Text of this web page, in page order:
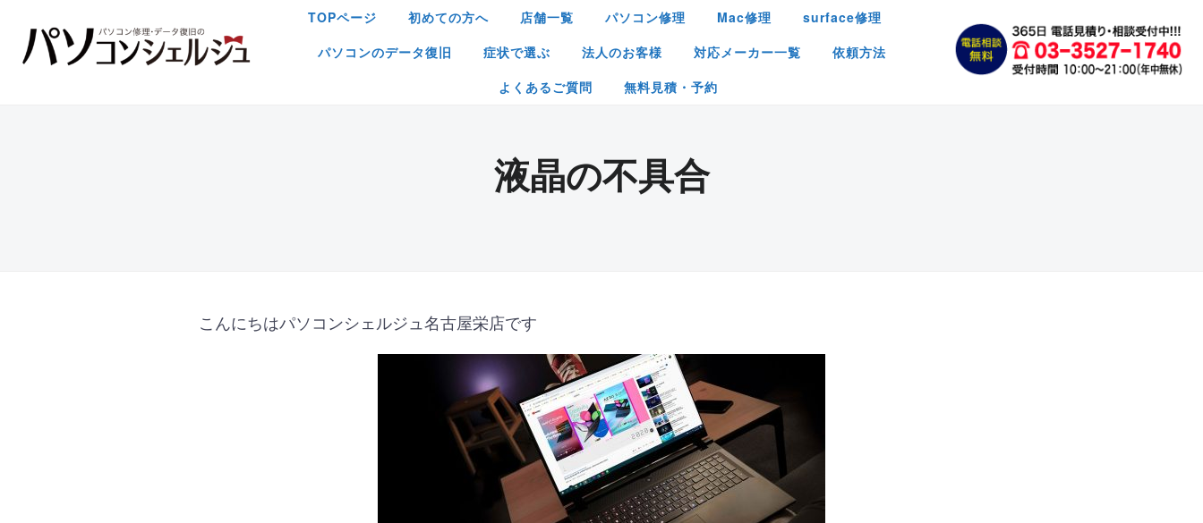
TOPページ 初めての方へ 店舗一覧 パソコン修理 Mac修理
surface修理
パソコンのデータ復旧
症状で選ぶ 法人のお客様 対応メーカー一覧
依頼方法
よくあるご質問
無料見積・予約
液晶の不具合
こんにちはパソコンシェルジュ名古屋栄店です